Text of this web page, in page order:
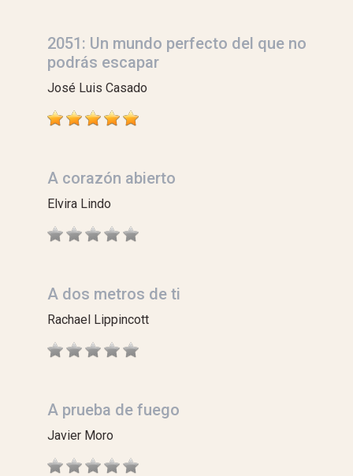
2051: Un mundo perfecto del que no
podrás escapar
José Luis Casado
A corazón abierto
Elvira Lindo
A dos metros de ti
Rachael Lippincott
A prueba de fuego
Javier Moro